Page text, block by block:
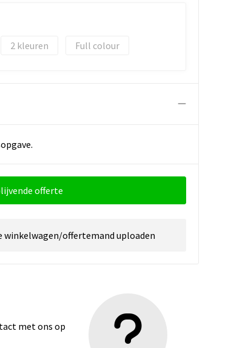
2 Full colour
offerte
winkelwagen/offertemand uploaden
met ons op